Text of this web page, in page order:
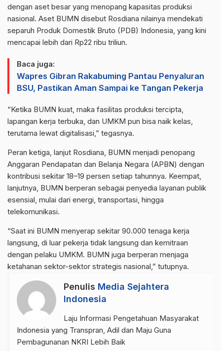
dengan aset besar yang menopang kapasitas produksi
nasional. Aset BUMN disebut Rosdiana nilainya mendekati
separuh Produk Domestik Bruto (PDB) Indonesia, yang kini
mencapai lebih dari Rp22 ribu triliun.
Baca juga:
Wapres Gibran Rakabuming Pantau Penyaluran
BSU, Pastikan Aman Sampai ke Tangan Pekerja
“Ketika BUMN kuat, maka fasilitas produksi tercipta,
lapangan kerja terbuka, dan UMKM pun bisa naik kelas,
terutama lewat digitalisasi,” tegasnya.
Peran ketiga, lanjut Rosdiana, BUMN menjadi penopang
Anggaran Pendapatan dan Belanja Negara (APBN) dengan
kontribusi sekitar 18–19 persen setiap tahunnya. Keempat,
lanjutnya, BUMN berperan sebagai penyedia layanan publik
esensial, mulai dari energi, transportasi, hingga
telekomunikasi.
“Saat ini BUMN menyerap sekitar 90.000 tenaga kerja
langsung, di luar pekerja tidak langsung dan kemitraan
dengan pelaku UMKM. BUMN juga berperan menjaga
ketahanan sektor-sektor strategis nasional,” tutupnya.
Penulis Media Sejahtera
Indonesia
Laju Informasi Pengetahuan Masyarakat
Indonesia yang Transpran, Adil dan Maju Guna
Pembagunanan NKRI Lebih Baik